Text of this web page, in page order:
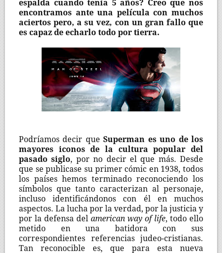
espalda cuando tenía 5 años? Creo que nos
encontramos ante una película con muchos
aciertos pero, a su vez, con un gran fallo que
es capaz de echarlo todo por tierra.
Podríamos decir queSuperman es uno de los
mayores iconos de la cultura popular del
pasado siglo, por no decir el que más. Desde
que se publicase su primer cómic en 1938, todos
los países hemos terminado reconociendo los
símbolos que tanto caracterizan al personaje,
incluso identificándonos con él en muchos
aspectos. La lucha por la verdad, por la justicia y
por la defensa del american way of life, todo ello
metido en una batidora con sus
correspondientes referencias judeo-cristianas.
Tan reconocible es, que para esta nueva